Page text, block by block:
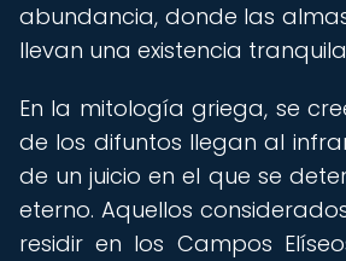
abundancia, donde las
llevan una existencia
En la mitología griega, se
de los difuntos llegan al
de un juicio en el que se
eterno. Aquellos
residir en los Campos